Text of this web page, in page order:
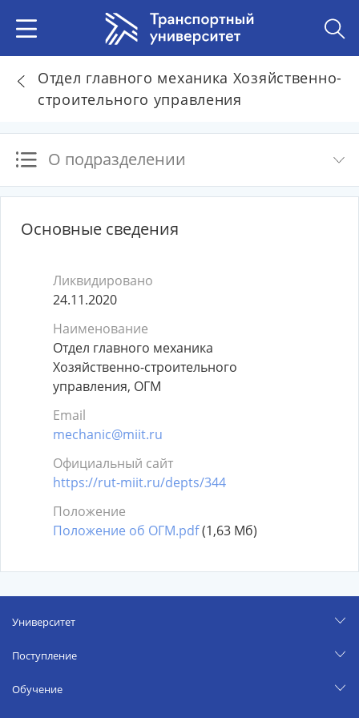
Отдел главного механика Хозяйственно-
строительного управления
О подразделении
Основные сведения
Ликвидировано
24.11.2020
Наименование
Отдел главного механика
Хозяйственно-строительного
управления, ОГМ
Email
mechanic@miit.ru
Официальный сайт
https://rut-miit.ru/depts/344
Положение
Положение об ОГМ.pdf(1,63 Мб)
Университет
Поступление
Обучение